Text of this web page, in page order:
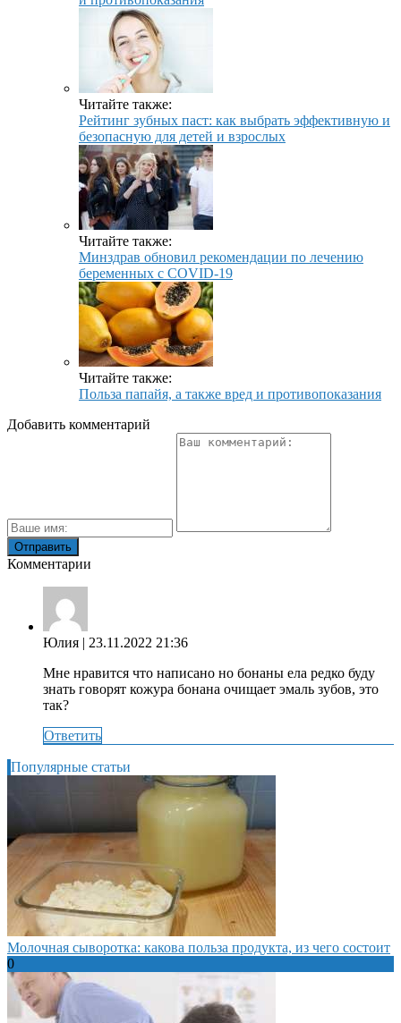
Читайте также:
Рейтинг зубных паст: как выбрать эффективную и
безопасную для детей и взрослых
Читайте также:
Минздрав обновил рекомендации по лечению
беременных с COVID-19
Читайте также:
Польза папайя, а также вред и противопоказания
Добавить комментарий
Комментарии
Юлия | 23.11.2022 21:36
Мне нравится что написано но бонаны ела редко буду
знать говорят кожура бонана очищает эмаль зубов, это
так?
Ответить
Популярные статьи
Молочная сыворотка: какова польза продукта, из чего состоит
0